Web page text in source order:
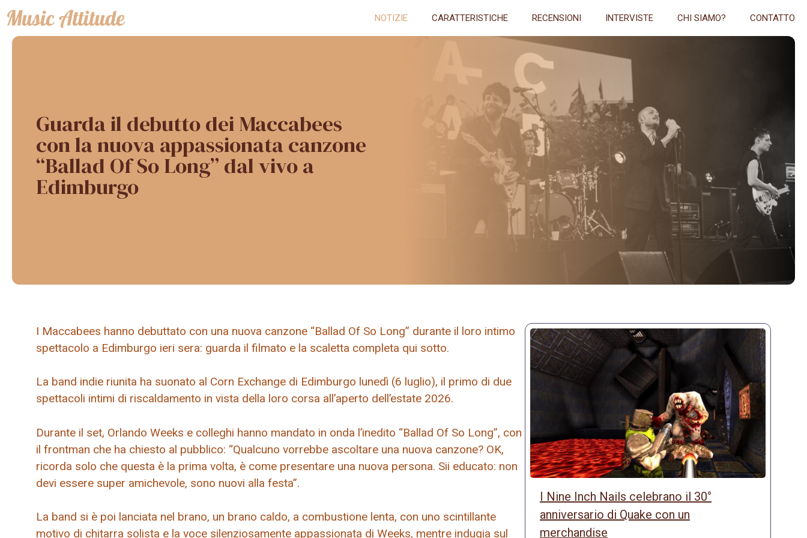
Vai
al
contenuto
NOTIZIE CARATTERISTICHE RECENSIONI INTERVISTE CHI SIAMO? CONTATTO
Guarda il debutto dei Maccabees
con la nuova appassionata canzone
“Ballad Of So Long” dal vivo a
Edimburgo
I Maccabees hanno debuttato con una nuova canzone “Ballad Of So Long” durante il loro intimo
spettacolo a Edimburgo ieri sera: guarda il filmato e la scaletta completa qui sotto.
La band indie riunita ha suonato al Corn Exchange di Edimburgo lunedì (6 luglio), il primo di due
spettacoli intimi di riscaldamento in vista della loro corsa all’aperto dell’estate 2026.
Durante il set, Orlando Weeks e colleghi hanno mandato in onda l’inedito “Ballad Of So Long”, con
il frontman che ha chiesto al pubblico: “Qualcuno vorrebbe ascoltare una nuova canzone? OK,
ricorda solo che questa è la prima volta, è come presentare una nuova persona. Sii educato: non
devi essere super amichevole, sono nuovi alla festa”.
La band si è poi lanciata nel brano, un brano caldo, a combustione lenta, con uno scintillante
motivo di chitarra solista e la voce silenziosamente appassionata di Weeks, mentre indugia sul
I Nine Inch Nails celebrano il 30°
anniversario di Quake con un
merchandise